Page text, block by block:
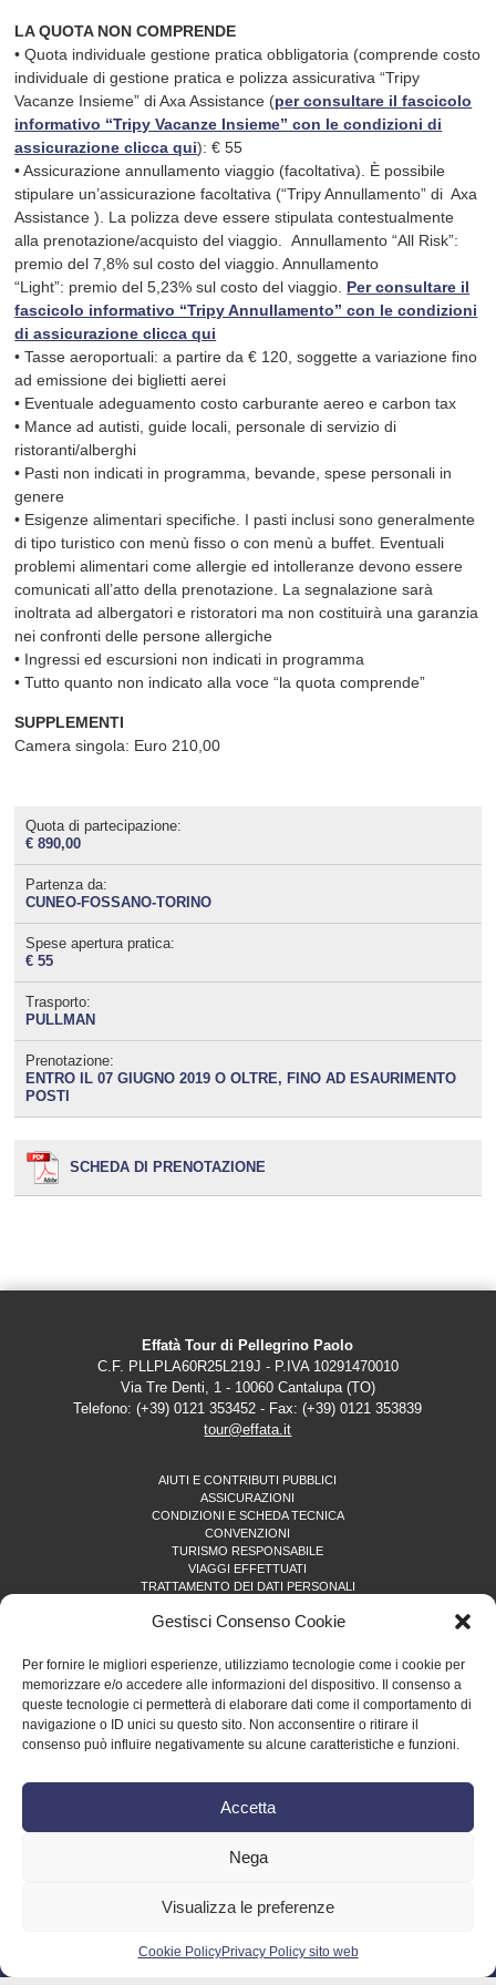
Gestisci Consenso Cookie
Per fornire le migliori esperienze, utilizziamo tecnologie come i cookie per
memorizzare e/o accedere alle informazioni del dispositivo. Il consenso a
queste tecnologie ci permetterà di elaborare dati come il comportamento di
navigazione o ID unici su questo sito. Non acconsentire o ritirare il
consenso può influire negativamente su alcune caratteristiche e funzioni.
Accetta
Nega
Visualizza le preferenze
Cookie PolicyPrivacy Policy sito web
e pernottamento.
LA QUOTA NON COMPRENDE
• Quota individuale gestione pratica obbligatoria (comprende costo
individuale di gestione pratica e polizza assicurativa “Tripy
Vacanze Insieme” di Axa Assistance (per consultare il fascicolo
informativo “Tripy Vacanze Insieme” con le condizioni di
assicurazione clicca qui): € 55
• Assicurazione annullamento viaggio (facoltativa). È possibile
stipulare un’assicurazione facoltativa (“Tripy Annullamento” di Axa
Assistance ). La polizza deve essere stipulata contestualmente
alla prenotazione/acquisto del viaggio. Annullamento “All Risk”:
premio del 7,8% sul costo del viaggio. Annullamento
“Light”: premio del 5,23% sul costo del viaggio. Per consultare il
fascicolo informativo “Tripy Annullamento” con le condizioni
di assicurazione clicca qui
• Tasse aeroportuali: a partire da € 120, soggette a variazione fino
ad emissione dei biglietti aerei
• Eventuale adeguamento costo carburante aereo e carbon tax
• Mance ad autisti, guide locali, personale di servizio di
ristoranti/alberghi
• Pasti non indicati in programma, bevande, spese personali in
genere
• Esigenze alimentari specifiche. I pasti inclusi sono generalmente
di tipo turistico con menù fisso o con menù a buffet. Eventuali
problemi alimentari come allergie ed intolleranze devono essere
comunicati all’atto della prenotazione. La segnalazione sarà
inoltrata ad albergatori e ristoratori ma non costituirà una garanzia
nei confronti delle persone allergiche
• Ingressi ed escursioni non indicati in programma
• Tutto quanto non indicato alla voce “la quota comprende”
SUPPLEMENTI
Camera singola: Euro 210,00
Quota di partecipazione:
€ 890,00
Partenza da:
CUNEO-FOSSANO-TORINO
Spese apertura pratica:
€ 55
Trasporto:
PULLMAN
Prenotazione:
ENTRO IL 07 GIUGNO 2019 O OLTRE, FINO AD ESAURIMENTO
POSTI
SCHEDA DI PRENOTAZIONE
Effatà Tour di Pellegrino Paolo
C.F. PLLPLA60R25L219J - P.IVA 10291470010
Via Tre Denti, 1 - 10060 Cantalupa (TO)
Telefono: (+39) 0121 353452 - Fax: (+39) 0121 353839
tour@effata.it
AIUTI E CONTRIBUTI PUBBLICI
ASSICURAZIONI
CONDIZIONI E SCHEDA TECNICA
CONVENZIONI
TURISMO RESPONSABILE
VIAGGI EFFETTUATI
TRATTAMENTO DEI DATI PERSONALI
COOKIE POLICY (UE)
ISCRIVITI ALLA NEWSLETTER
Name
Email